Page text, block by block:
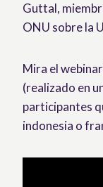
Guttal,
ONU sobre la
Mira el
(realizado en
participantes
indonesia o